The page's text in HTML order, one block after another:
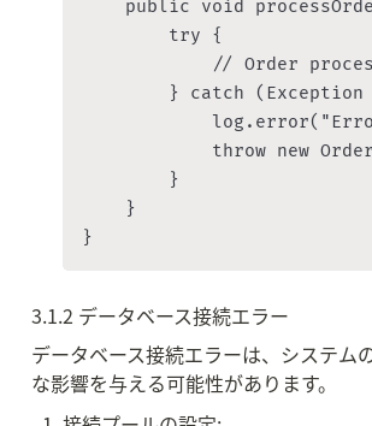
public void
        try {
// Order
} catch (Exception
throw new
        }
    }
3.1.2 データベース接続エラー
データベース接続エラーは、システム
な影響を与える可能性があります。